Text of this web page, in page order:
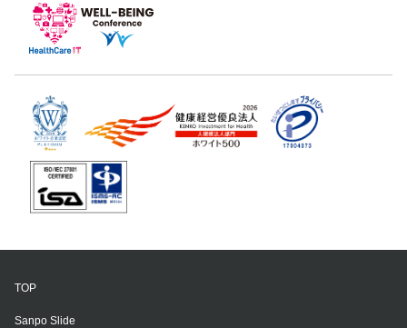
TOP
Sanpo Slide